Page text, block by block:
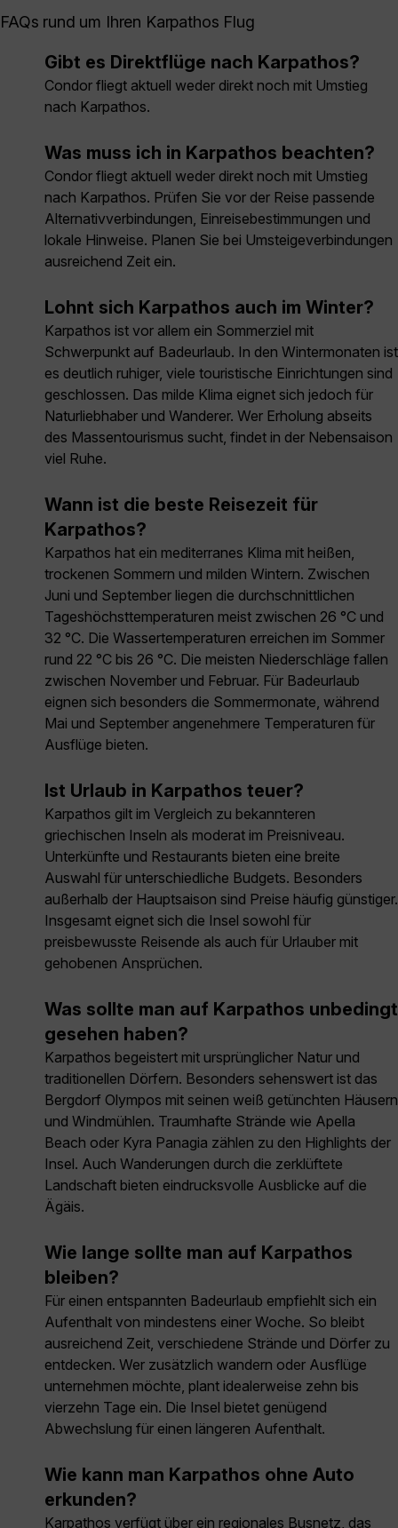
FAQs rund um Ihren Karpathos Flug
Gibt es Direktflüge nach Karpathos?
Condor fliegt aktuell weder direkt noch mit Umstieg
nach Karpathos.
Was muss ich in Karpathos beachten?
Condor fliegt aktuell weder direkt noch mit Umstieg
nach Karpathos. Prüfen Sie vor der Reise passende
Alternativverbindungen, Einreisebestimmungen und
lokale Hinweise. Planen Sie bei Umsteigeverbindungen
ausreichend Zeit ein.
Lohnt sich Karpathos auch im Winter?
Karpathos ist vor allem ein Sommerziel mit
Schwerpunkt auf Badeurlaub. In den Wintermonaten ist
es deutlich ruhiger, viele touristische Einrichtungen sind
geschlossen. Das milde Klima eignet sich jedoch für
Naturliebhaber und Wanderer. Wer Erholung abseits
des Massentourismus sucht, findet in der Nebensaison
viel Ruhe.
Wann ist die beste Reisezeit für
Karpathos?
Karpathos hat ein mediterranes Klima mit heißen,
trockenen Sommern und milden Wintern. Zwischen
Juni und September liegen die durchschnittlichen
Tageshöchsttemperaturen meist zwischen 26 °C und
32 °C. Die Wassertemperaturen erreichen im Sommer
rund 22 °C bis 26 °C. Die meisten Niederschläge fallen
zwischen November und Februar. Für Badeurlaub
eignen sich besonders die Sommermonate, während
Mai und September angenehmere Temperaturen für
Ausflüge bieten.
Ist Urlaub in Karpathos teuer?
Karpathos gilt im Vergleich zu bekannteren
griechischen Inseln als moderat im Preisniveau.
Unterkünfte und Restaurants bieten eine breite
Auswahl für unterschiedliche Budgets. Besonders
außerhalb der Hauptsaison sind Preise häufig günstiger.
Insgesamt eignet sich die Insel sowohl für
preisbewusste Reisende als auch für Urlauber mit
gehobenen Ansprüchen.
Was sollte man auf Karpathos unbedingt
gesehen haben?
Karpathos begeistert mit ursprünglicher Natur und
traditionellen Dörfern. Besonders sehenswert ist das
Bergdorf Olympos mit seinen weiß getünchten Häusern
und Windmühlen. Traumhafte Strände wie Apella
Beach oder Kyra Panagia zählen zu den Highlights der
Insel. Auch Wanderungen durch die zerklüftete
Landschaft bieten eindrucksvolle Ausblicke auf die
Ägäis.
Wie lange sollte man auf Karpathos
bleiben?
Für einen entspannten Badeurlaub empfiehlt sich ein
Aufenthalt von mindestens einer Woche. So bleibt
ausreichend Zeit, verschiedene Strände und Dörfer zu
entdecken. Wer zusätzlich wandern oder Ausflüge
unternehmen möchte, plant idealerweise zehn bis
vierzehn Tage ein. Die Insel bietet genügend
Abwechslung für einen längeren Aufenthalt.
Wie kann man Karpathos ohne Auto
erkunden?
Karpathos verfügt über ein regionales Busnetz, das